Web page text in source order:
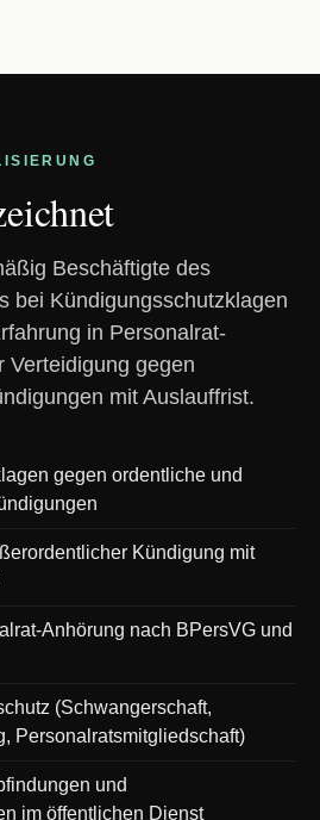
Beschäftigte des
bei Kündigungsschutzklagen
in Personalrat-
Verteidigung gegen
mit Auslauffrist.
gegen ordentliche und
Kündigung mit
Anhörung nach BPersVG und
(Schwangerschaft,
Personalratsmitgliedschaft)
und
im öffentlichen Dienst